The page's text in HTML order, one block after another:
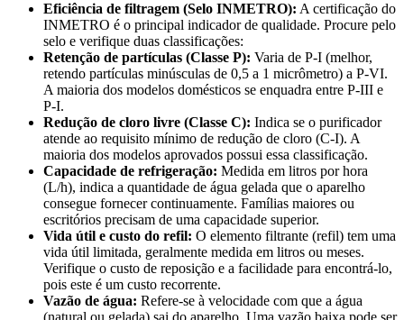
Eficiência de filtragem (Selo INMETRO): A certificação do
INMETRO é o principal indicador de qualidade. Procure pelo
selo e verifique duas classificações:
Retenção de partículas (Classe P): Varia de P-I (melhor,
retendo partículas minúsculas de 0,5 a 1 micrômetro) a P-VI.
A maioria dos modelos domésticos se enquadra entre P-III e
P-I.
Redução de cloro livre (Classe C): Indica se o purificador
atende ao requisito mínimo de redução de cloro (C-I). A
maioria dos modelos aprovados possui essa classificação.
Capacidade de refrigeração: Medida em litros por hora
(L/h), indica a quantidade de água gelada que o aparelho
consegue fornecer continuamente. Famílias maiores ou
escritórios precisam de uma capacidade superior.
Vida útil e custo do refil: O elemento filtrante (refil) tem uma
vida útil limitada, geralmente medida em litros ou meses.
Verifique o custo de reposição e a facilidade para encontrá-lo,
pois este é um custo recorrente.
Vazão de água: Refere-se à velocidade com que a água